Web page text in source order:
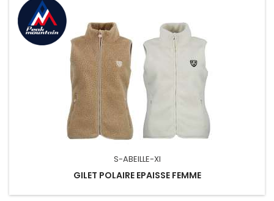
S-ABEILLE-XI
GILET POLAIRE EPAISSE FEMME